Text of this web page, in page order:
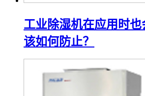
工业除湿机在应用时也
该如何防止？